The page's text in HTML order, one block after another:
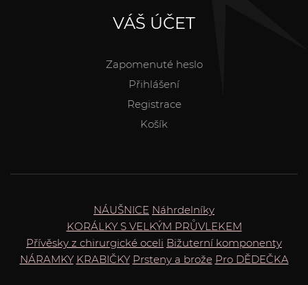
VÁŠ ÚČET
Zapomenuté heslo
Přihlášení
Registrace
Košík
NÁUŠNICE Náhrdelníky
KORÁLKY S VELKÝM PRŮVLEKEM
Přívěsky z chirurgické oceli Bižuterní komponenty
NÁRAMKY KRABIČKY Prsteny a brože Pro DĚDEČKA